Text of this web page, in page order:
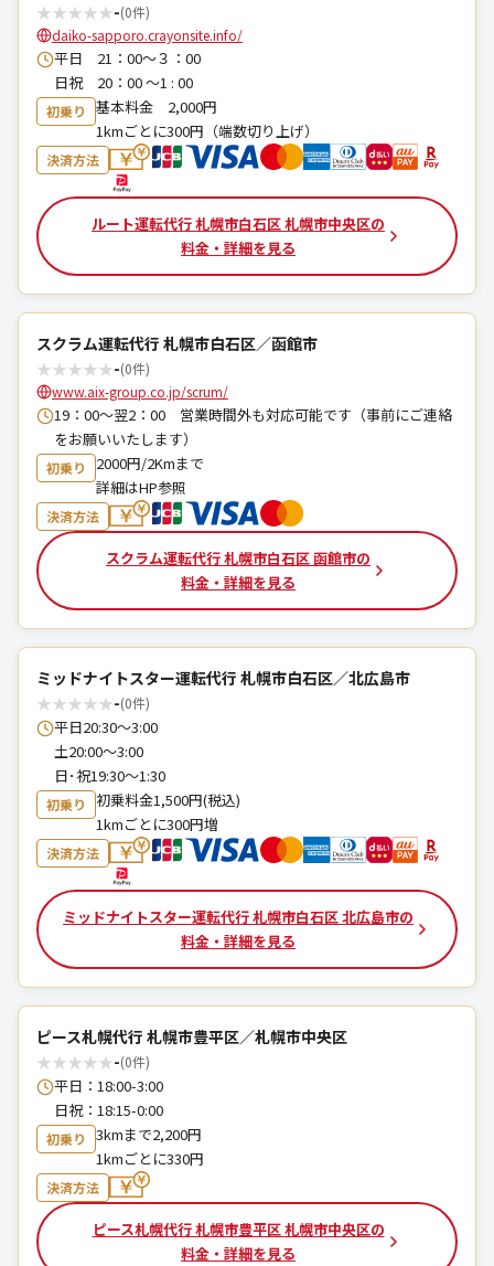
★★★★★-(0件)
daiko-sapporo.crayonsite.info/
平日 21：00〜３：00
日祝 20：00 〜1 : 00
初乗り
基本料金 2,000円
1kmごとに300円（端数切り上げ）
決済方法
ルート運転代行 札幌市白石区 札幌市中央区の
料金・詳細を見る
スクラム運転代行 札幌市白石区／函館市
★★★★★-(0件)
www.aix-group.co.jp/scrum/
19：00～翌2：00 営業時間外も対応可能です（事前にご連絡
をお願いいたします）
初乗り
2000円/2Kmまで
詳細はHP参照
決済方法
スクラム運転代行 札幌市白石区 函館市の
料金・詳細を見る
ミッドナイトスター運転代行 札幌市白石区／北広島市
★★★★★-(0件)
平日20:30～3:00
土20:00～3:00
日･祝19:30～1:30
初乗り
初乗料金1,500円(税込)
1kmごとに300円増
決済方法
ミッドナイトスター運転代行 札幌市白石区 北広島市の
料金・詳細を見る
ピース札幌代行 札幌市豊平区／札幌市中央区
★★★★★-(0件)
平日：18:00-3:00
日祝：18:15-0:00
初乗り
3kmまで2,200円
1kmごとに330円
決済方法
ピース札幌代行 札幌市豊平区 札幌市中央区の
料金・詳細を見る